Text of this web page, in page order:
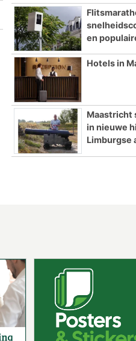
en
Hotels in
Maastricht
in nieuwe
Limburgse